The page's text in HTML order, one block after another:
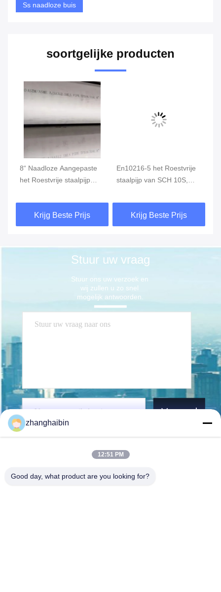
Ss naadloze buis
soortgelijke producten
8“ Naadloze Aangepaste
het Roestvrije staalpijp
van SCH80S
Krijg Beste Prijs
En10216-5 het Roestvrije
staalpijp van SCH 10S,
Pijp
Krijg Beste Prijs
Stuur uw vraag
Stuur ons uw verzoek en
wij zullen u zo snel
mogelijk antwoorden.
Verzend
zhanghaibin
12:51 PM
Good day, what product are you looking for?